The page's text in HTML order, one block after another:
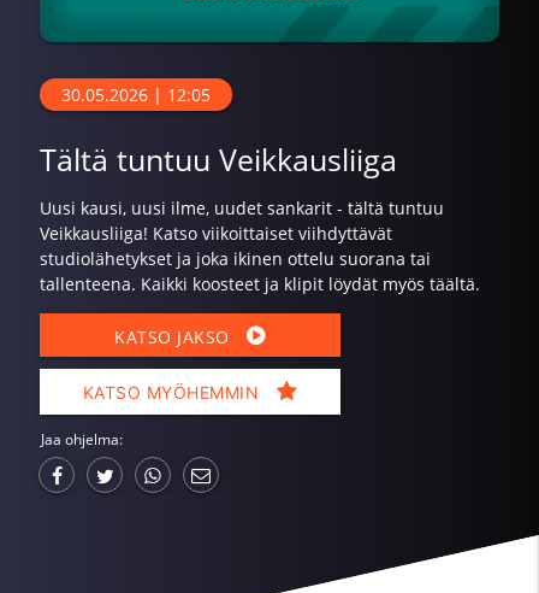
30.05.2026 | 12:05
Tältä tuntuu Veikkausliiga
Uusi kausi, uusi ilme, uudet sankarit - tältä tuntuu
Veikkausliiga! Katso viikoittaiset viihdyttävät
studiolähetykset ja joka ikinen ottelu suorana tai
tallenteena. Kaikki koosteet ja klipit löydät myös täältä.
KATSO JAKSO
KATSO MYÖHEMMIN
Jaa ohjelma: